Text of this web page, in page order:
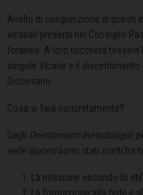
Anello di congiunzione di questi
vicariali presenti nel Consiglio
foraneo. A loro toccherà tessere
singole Vicarie e il
Diocesano.
Cosa si farà concretamente?
Dagli Orientamenti metodologici
nelle diocesisono stati scelti tre
La missione secondo lo